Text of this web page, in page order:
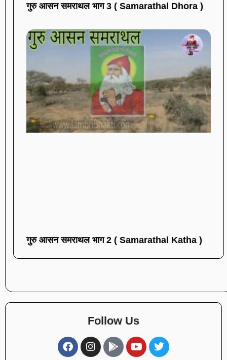
गुरु आसन समराथल भाग 3 ( Samarathal Dhora )
गुरु आसन समराथल भाग 2 ( Samarathal Katha )
Follow Us